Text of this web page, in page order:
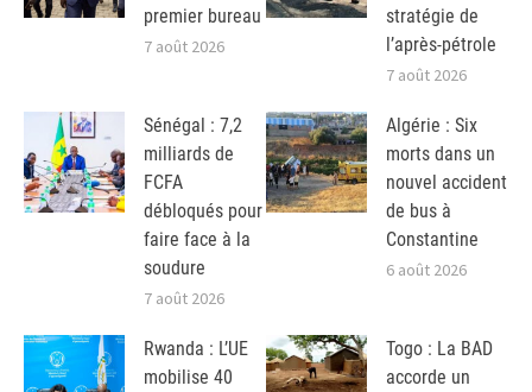
premier bureau
7 août 2026
stratégie de
l’après-pétrole
7 août 2026
Sénégal : 7,2
milliards de
FCFA
débloqués pour
faire face à la
soudure
7 août 2026
Algérie : Six
morts dans un
nouvel accident
de bus à
Constantine
6 août 2026
Rwanda : L’UE
mobilise 40
Togo : La BAD
accorde un